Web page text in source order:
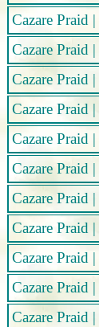
Cazare Praid |
Cazare Praid |
Cazare Praid |
Cazare Praid |
Cazare Praid |
Cazare Praid |
Cazare Praid |
Cazare Praid |
Cazare Praid |
Cazare Praid |
Cazare Praid |